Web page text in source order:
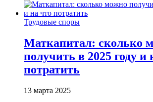
Трудовые споры
Маткапитал: сколько
получить в 2025 году и
потратить
13 марта 2025